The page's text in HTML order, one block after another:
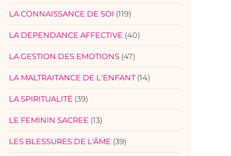
LA CONNAISSANCE DE SOI (119)
LA DEPENDANCE AFFECTIVE (40)
LA GESTION DES EMOTIONS (47)
LA MALTRAITANCE DE L'ENFANT (14)
LA SPIRITUALITÉ (39)
LE FEMININ SACREE (13)
LES BLESSURES DE L'ÂME (39)